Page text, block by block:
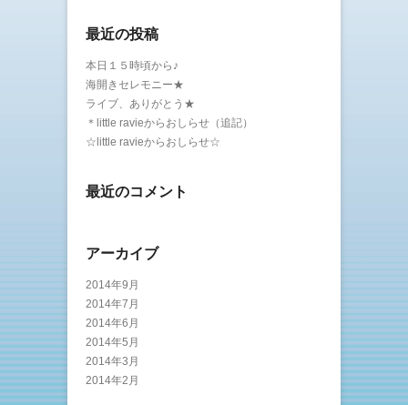
最近の投稿
本日１５時頃から♪
海開きセレモニー★
ライブ、ありがとう★
＊little ravieからおしらせ（追記）
☆little ravieからおしらせ☆
最近のコメント
アーカイブ
2014年9月
2014年7月
2014年6月
2014年5月
2014年3月
2014年2月